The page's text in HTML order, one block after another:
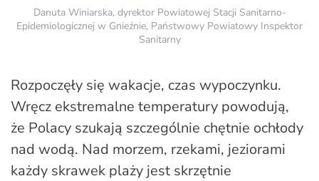
Danuta Winiarska, dyrektor Powiatowej Stacji Sanitarno-
Epidemiologicznej w Gnieźnie, Państwowy Powiatowy Inspektor
Sanitarny
Rozpoczęły się wakacje, czas wypoczynku.
Wręcz ekstremalne temperatury powodują,
że Polacy szukają szczególnie chętnie ochłody
nad wodą. Nad morzem, rzekami, jeziorami
każdy skrawek plaży jest skrzętnie